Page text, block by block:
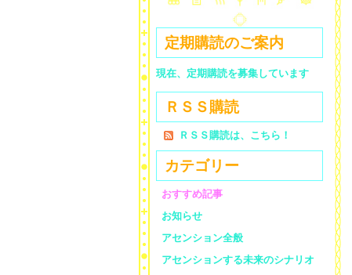
定期購読のご案内
現在、定期購読を募集しています
ＲＳＳ購読
ＲＳＳ購読は、こちら！
カテゴリー
おすすめ記事
お知らせ
アセンション全般
アセンションする未来のシナリオ